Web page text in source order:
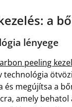
a
lényege
peeling
technológia
és megújítsa a
amely